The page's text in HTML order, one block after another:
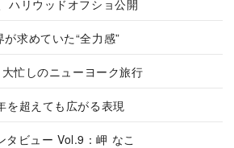
ハリウッドオフショ公開
求めていた“全力感”
忙しのニューヨーク旅行
を超えても広がる表現
ビュー Vol.9：岬 なこ